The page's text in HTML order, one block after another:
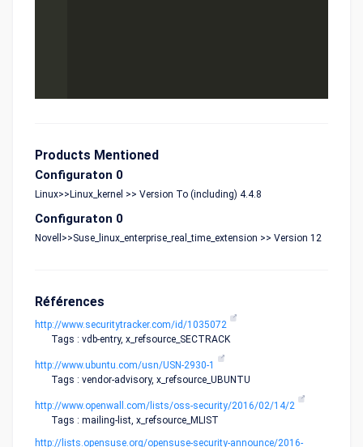
Products Mentioned
Configuraton 0
Linux>>Linux_kernel >> Version To (including) 4.4.8
Configuraton 0
Novell>>Suse_linux_enterprise_real_time_extension >> Version 12
Références
http://www.securitytracker.com/id/1035072
Tags : vdb-entry, x_refsource_SECTRACK
http://www.ubuntu.com/usn/USN-2930-1
Tags : vendor-advisory, x_refsource_UBUNTU
http://www.openwall.com/lists/oss-security/2016/02/14/2
Tags : mailing-list, x_refsource_MLIST
http://lists.opensuse.org/opensuse-security-announce/2016-